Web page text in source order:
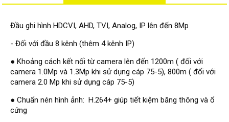
Camera KBVISION
Camera HDParagon
Đầu ghi HDParagon
Đầu ghi HIKVISION
Đầu ghi Visionhitech
Đầu ghi hình HDCVI, AHD, TVI, Analog, IP lên đến 8Mp
- Đối với đầu 8 kênh (thêm 4 kênh IP)
● Khoảng cách kết nối từ camera lên đến 1200m ( đối với
camera 1.0Mp và 1.3Mp khi sử dụng cáp 75-5), 800m ( đối với
camera 2.0 Mp khi sử dụng cáp 75-5)
● Chuẩn nén hình ảnh: H.264+ giúp tiết kiệm băng thông và ổ
cứng